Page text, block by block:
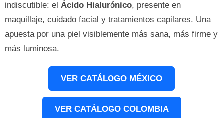
indiscutible: el Ácido Hialurónico, presente en
maquillaje, cuidado facial y tratamientos capilares. Una
apuesta por una piel visiblemente más sana, más firme y
más luminosa.
VER CATÁLOGO MÉXICO
VER CATÁLOGO COLOMBIA